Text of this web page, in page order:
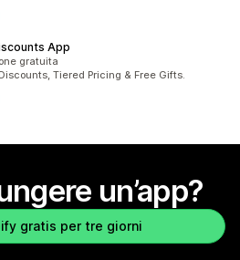
App
gratuita
Tiered Pricing & Free Gifts.
un’app?
gratis per tre giorni